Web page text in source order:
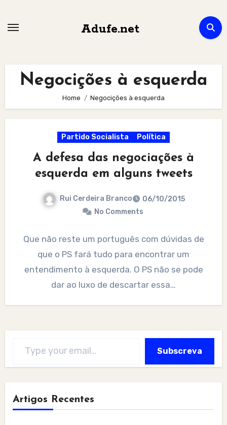
Adufe.net
Negocições à esquerda
Home Negocições à esquerda
Partido Socialista Política
A defesa das negociações à
esquerda em alguns tweets
Rui Cerdeira Branco
06/10/2015
No Comments
Que não reste um português com dúvidas de
que o PS fará tudo para encontrar um
entendimento à esquerda. O PS não se pode
dar ao luxo de descartar essa…
Subscreva
Artigos Recentes